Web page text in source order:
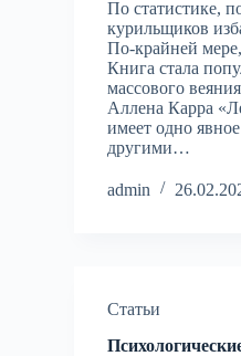
По статистике,
курильщиков
По-крайней
Книга стала
массового
Аллена Карра
имеет одно
другими…
admin
Статьи